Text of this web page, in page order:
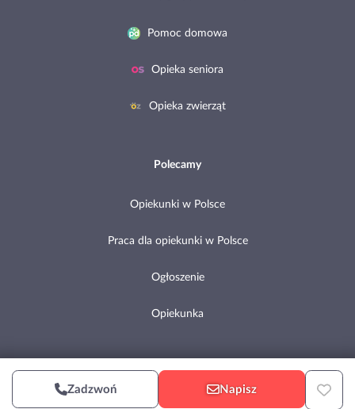
Napisz
Zadzwoń
Pomoc domowa
Opieka seniora
Opieka zwierząt
Polecamy
Opiekunki w Polsce
Praca dla opiekunki w Polsce
Ogłoszenie
Opiekunka
Copyright © 2002-2026 Pomocni.pl